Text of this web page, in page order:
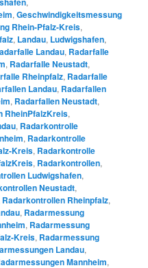
,Geschwindigkeitsmessung
Rhein-Pfalz-Kreis,
, Landau, Ludwigshafen,
Landau, Radarfalle
, Radarfalle Neustadt,
Rheinpfalz, Radarfalle
Landau, Radarfallen
, Radarfallen Neustadt,
RheinPfalzKreis,
, Radarkontrolle
, Radarkontrolle
Kreis, Radarkontrolle
, Radarkontrollen,
Ludwigshafen,
Neustadt,
Radarkontrollen Rheinpfalz,
, Radarmessung
, Radarmessung
Kreis, Radarmessung
Landau,
Mannheim,